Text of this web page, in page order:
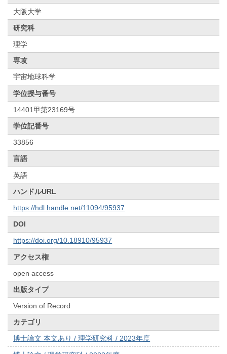
大阪大学
研究科
理学
専攻
宇宙地球科学
学位授与番号
14401甲第23169号
学位記番号
33856
言語
英語
ハンドルURL
https://hdl.handle.net/11094/95937
DOI
https://doi.org/10.18910/95937
アクセス権
open access
出版タイプ
Version of Record
カテゴリ
博士論文 本文あり / 理学研究科 / 2023年度